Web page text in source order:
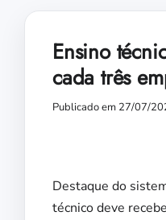
Ensino
cada três
Publicado em 27/07/
Destaque do
técnico deve